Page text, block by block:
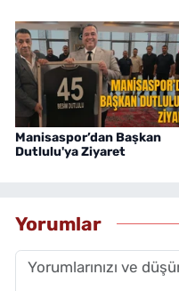
Manisaspor’dan Başkan
Dutlulu'ya Ziyaret
Yorumlar